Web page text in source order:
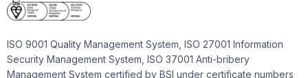
ISO 9001 Quality Management System, ISO 27001 Information
Security Management System, ISO 37001 Anti-bribery
Management System certified by BSI under certificate numbers